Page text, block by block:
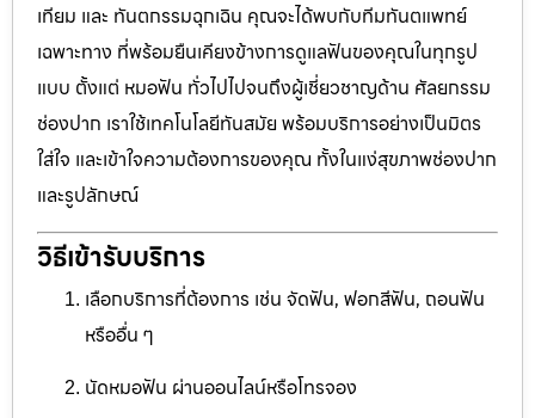
เทียม และ ทันตกรรมฉุกเฉิน คุณจะได้พบกับทีมทันตแพทย์
เฉพาะทาง ที่พร้อมยืนเคียงข้างการดูแลฟันของคุณในทุกรูป
แบบ ตั้งแต่ หมอฟัน ทั่วไปไปจนถึงผู้เชี่ยวชาญด้าน ศัลยกรรม
ช่องปาก เราใช้เทคโนโลยีทันสมัย พร้อมบริการอย่างเป็นมิตร
ใส่ใจ และเข้าใจความต้องการของคุณ ทั้งในแง่สุขภาพช่องปาก
และรูปลักษณ์
วิธีเข้ารับบริการ
เลือกบริการที่ต้องการ เช่น จัดฟัน, ฟอกสีฟัน, ถอนฟัน
หรืออื่น ๆ
นัดหมอฟัน ผ่านออนไลน์หรือโทรจอง